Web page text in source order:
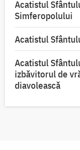
Acatistul
Simferopolului
Acatistul
Acatistul
izbăvitorul de
diavolească